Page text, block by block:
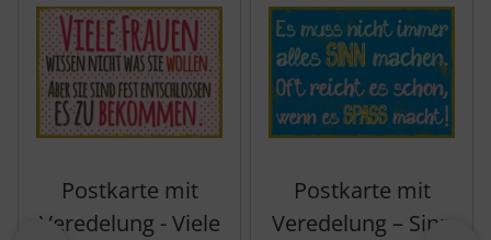
Postkarte mit
Veredelung - Viele
Postkarte mit
Veredelung – Sinn